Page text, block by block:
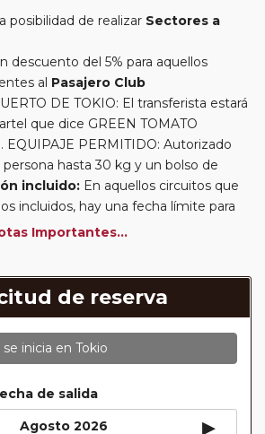
posibilidad de realizar Sectores a
descuento del 5% para aquellos
al Pasajero Club
DE TOKIO: El transferista estará
que dice GREEN TOMATO
EQUIPAJE PERMITIDO: Autorizado
hasta 30 kg y un bolso de
incluido: En aquellos circuitos que
incluidos, hay una fecha límite para
Las reservas/emisión de los vuelos se
billete, un error posterior en el nombre
puede provocar la invalidez del
de tener que emitir un nuevo
de los gastos
implicar la posibilidad de no conseguir
vuelos previstos. Las compañías
Importantes...
de reserva
inicia en Tokio
de salida
Agosto 2026
▸